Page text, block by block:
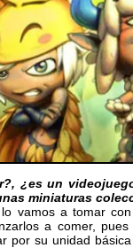
¿es un
miniaturas
vamos a tomar
a comer,
por su unidad